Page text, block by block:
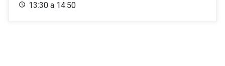
13:30 a 14:50